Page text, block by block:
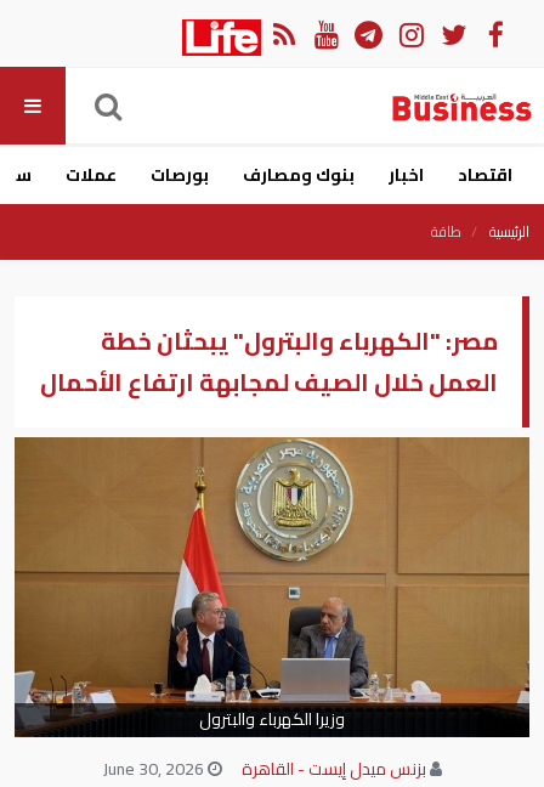
اقتصاد اخبار بنوك ومصارف بورصات عملات
الرئيسية طاقة
مصر: "الكهرباء والبترول" يبحثان خطة
العمل خلال الصيف لمجابهة ارتفاع الأحمال
وزيرا الكهرباء والبترول
بزنس ميدل إيست - القاهرة